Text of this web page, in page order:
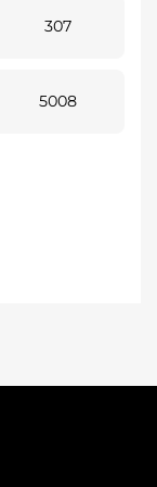
307
5008